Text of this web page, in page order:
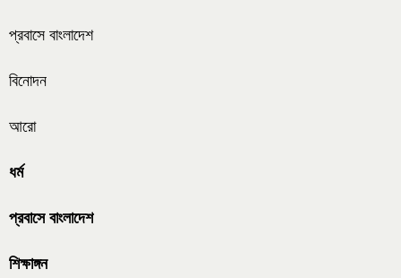
প্রবাসে বাংলাদেশ
বিনোদন
আরো
ধর্ম
প্রবাসে বাংলাদেশ
শিক্ষাঙ্গন